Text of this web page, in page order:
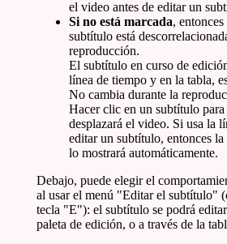
el video antes de editar un
Si no está marcada,
subtítulo está
reproducción.
El subtítulo en curso de
línea de tiempo y en la tabla,
No cambia durante la
Hacer clic en un subtítulo
desplazará el video. Si usa la
editar un subtítulo, entonces
lo mostrará automáticamente.
Debajo, puede elegir el
al usar el menú "Editar el subtítulo"
tecla "E"): el subtítulo se podrá
paleta de edición, o a través de la